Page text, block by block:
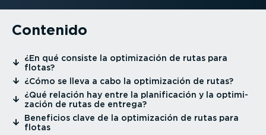
Contenido
⁠¿En qué consiste la optimi­zación de rutas para
flotas?
⁠¿Cómo se lleva a cabo la optimi­zación de rutas?
⁠¿Qué relación hay entre la plani­fi­cación y la optimi­
zación de rutas de entrega?
⁠Beneficios clave de la optimi­zación de rutas para
flotas